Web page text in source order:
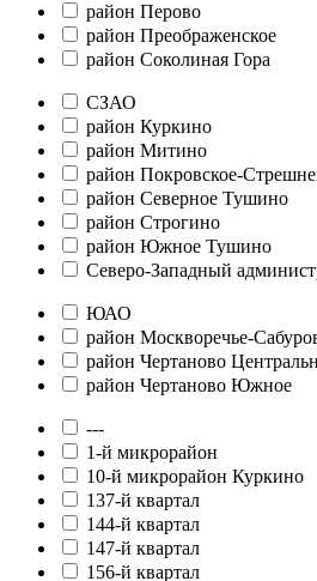
район Перово
район Преображенское
район Соколиная Гора
СЗАО
район Куркино
район Митино
район Покровское-
район Северное Тушино
район Строгино
район Южное Тушино
Северо-Западный
ЮАО
район Москворечье-
район Чертаново
район Чертаново Южное
---
1-й микрорайон
10-й микрорайон Куркино
137-й квартал
144-й квартал
147-й квартал
156-й квартал